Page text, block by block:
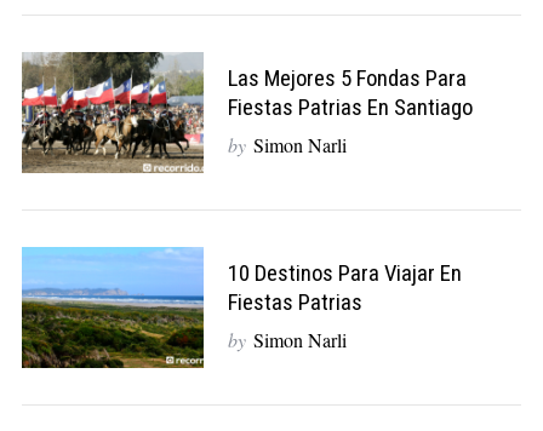
Las Mejores 5 Fondas Para
Fiestas Patrias En Santiago
by Simon Narli
10 Destinos Para Viajar En
Fiestas Patrias
by Simon Narli